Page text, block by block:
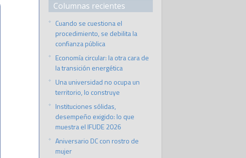
Columnas recientes
Cuando se cuestiona el
procedimiento, se debilita la
confianza pública
Economía circular: la otra cara de
la transición energética
Una universidad no ocupa un
territorio, lo construye
Instituciones sólidas,
desempeño exigido: lo que
muestra el IFUDE 2026
Aniversario DC con rostro de
mujer